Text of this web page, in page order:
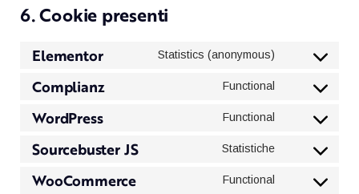
6. Cookie presenti
Elementor Statistics (anonymous)
Consent
service
Complianz Functional
Consent
service
WordPress Functional
Consent
service
Sourcebuster JS Statistiche
Consent
service
WooCommerce Functional
Consent